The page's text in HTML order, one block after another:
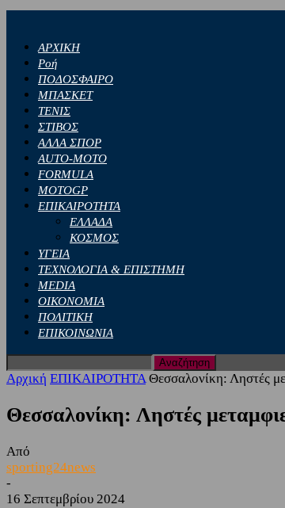
ΑΡΧΙΚΗ
Ροή
ΠΟΔΟΣΦΑΙΡΟ
ΜΠΑΣΚΕΤ
ΤΕΝΙΣ
ΣΤΙΒΟΣ
ΑΛΛΑ ΣΠΟΡ
AUTO-MOTO
FORMULA
MOTOGP
ΕΠΙΚΑΙΡΟΤΗΤΑ
ΕΛΛΑΔΑ
ΚΟΣΜΟΣ
ΥΓΕΙΑ
ΤΕΧΝΟΛΟΓΙΑ & ΕΠΙΣΤΗΜΗ
MEDIA
ΟΙΚΟΝΟΜΙΑ
ΠΟΛΙΤΙΚΗ
ΕΠΙΚΟΙΝΩΝΙΑ
Αρχική ΕΠΙΚΑΙΡΟΤΗΤΑ Θεσσαλονίκη: Ληστές
Θεσσαλονίκη: Ληστές
Από
sporting24news
-
16 Σεπτεμβρίου 2024